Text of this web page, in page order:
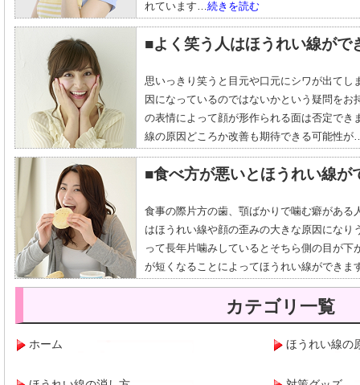
れています…続きを読む
■よく笑う人はほうれい線がで
思いっきり笑うと目元や口元にシワが出てし
因になっているのではないかという疑問を
の表情によって顔が形作られる面は否定でき
線の原因どころか改善も期待できる可能性が
■食べ方が悪いとほうれい線が
食事の際片方の歯、顎ばかりで噛む癖がある
はほうれい線や顔の歪みの大きな原因になり
って長年片噛みしているとそちら側の目が
が短くなることによってほうれい線ができま
カテゴリ一覧
ホーム ほうれい線の